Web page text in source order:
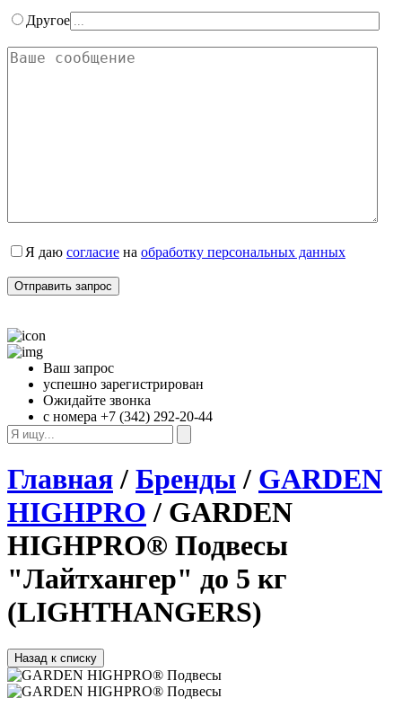
Другое
Я даю согласие на обработку персональных данных
Ваш запрос
успешно зарегистрирован
Ожидайте звонка
с номера +7 (342) 292-20-44
Главная/ Бренды/ GARDEN
HIGHPRO / GARDEN
HIGHPRO® Подвесы
"Лайтхангер" до 5 кг
(LIGHTHANGERS)
Назад к списку